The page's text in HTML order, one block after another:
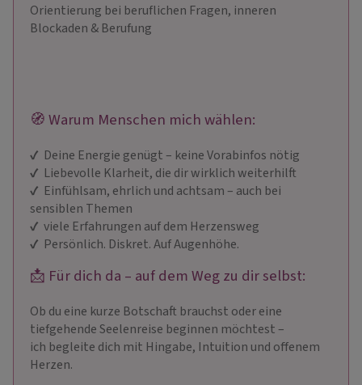
Orientierung bei beruflichen Fragen, inneren
Blockaden & Berufung
🧭 Warum Menschen mich wählen:
✔ ️ Deine Energie genügt – keine Vorabinfos nötig
✔ ️ Liebevolle Klarheit, die dir wirklich weiterhilft
✔ ️ Einfühlsam, ehrlich und achtsam – auch bei
sensiblen Themen
✔ ️ viele Erfahrungen auf dem Herzensweg
✔ ️ Persönlich. Diskret. Auf Augenhöhe.
📩 Für dich da – auf dem Weg zu dir selbst:
Ob du eine kurze Botschaft brauchst oder eine
tiefgehende Seelenreise beginnen möchtest –
ich begleite dich mit Hingabe, Intuition und offenem
Herzen.